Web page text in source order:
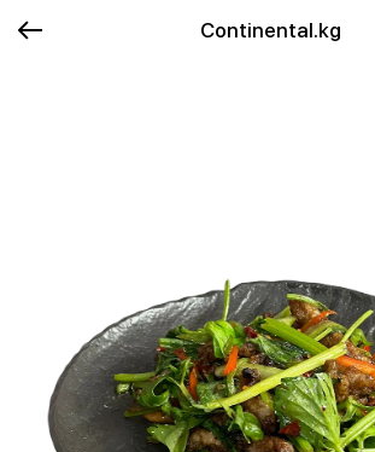
Continental.kg